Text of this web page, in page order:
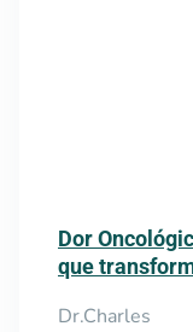
Dor
que
Dr.Charles